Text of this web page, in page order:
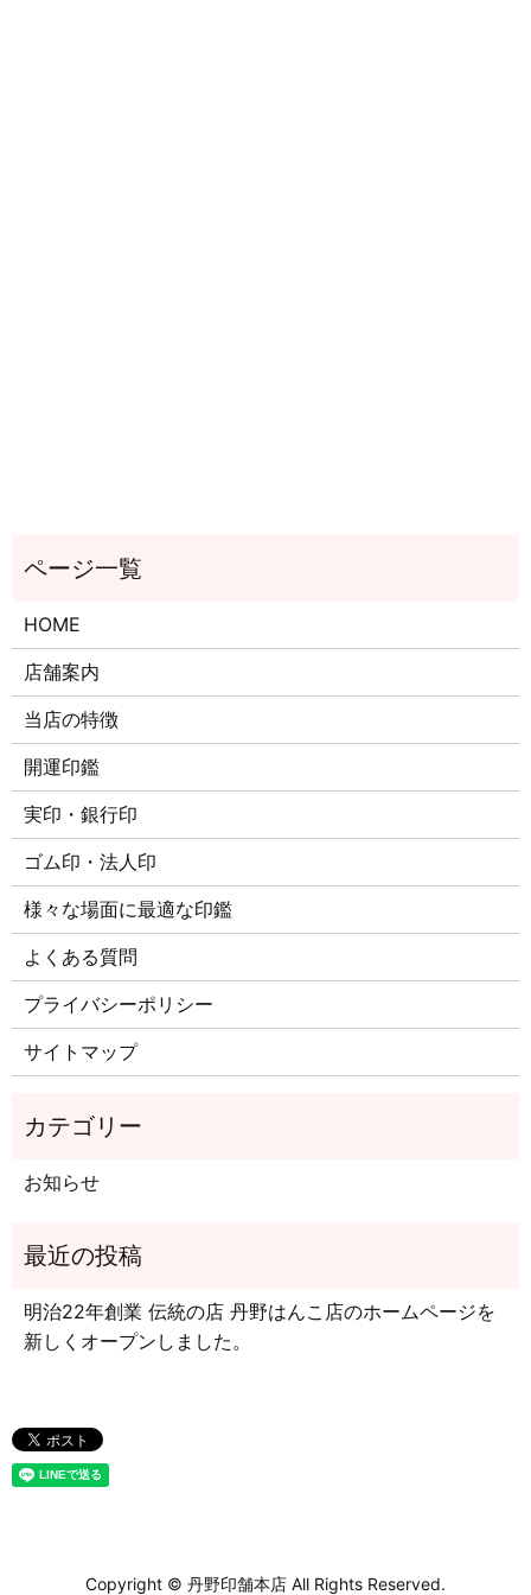
HOME
店舗案内
当店の特徴
開運印鑑
実印・銀行印
ゴム印・法人印
様々な場面に最適な印鑑
よくある質問
プライバシーポリシー
サイトマップ
お知らせ
明治22年創業 伝統の店 丹野はんこ店のホームページを
新しくオープンしました。
Copyright © 丹野印舗本店 All Rights Reserved.